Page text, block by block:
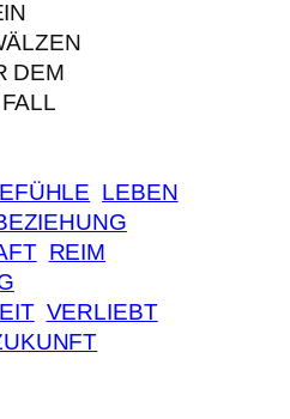
DEM
LEBEN
REIM
VERLIEBT